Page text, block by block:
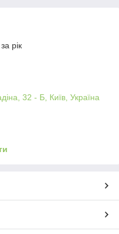
рік
32 - Б, Київ, Україна